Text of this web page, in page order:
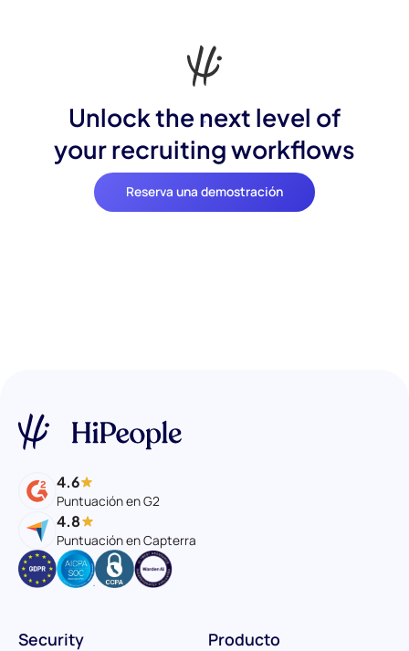
Unlock the next level of
your recruiting workflows
Reserva una demostración
4.6
Puntuación en G2
4.8
Puntuación en Capterra
Producto
Security